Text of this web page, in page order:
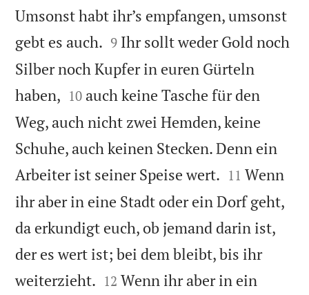
Umsonst habt ihr’s empfangen, umsonst
gebt es auch. 

9 Ihr sollt weder Gold noch
Silber noch Kupfer in euren Gürteln
haben, 

10 auch keine Tasche für den
Weg, auch nicht zwei Hemden, keine
Schuhe, auch keinen Stecken. Denn ein
Arbeiter ist seiner Speise wert. 

11 Wenn
ihr aber in eine Stadt oder ein Dorf geht,
da erkundigt euch, ob jemand darin ist,
der es wert ist; bei dem bleibt, bis ihr
weiterzieht. 

12 Wenn ihr aber in ein